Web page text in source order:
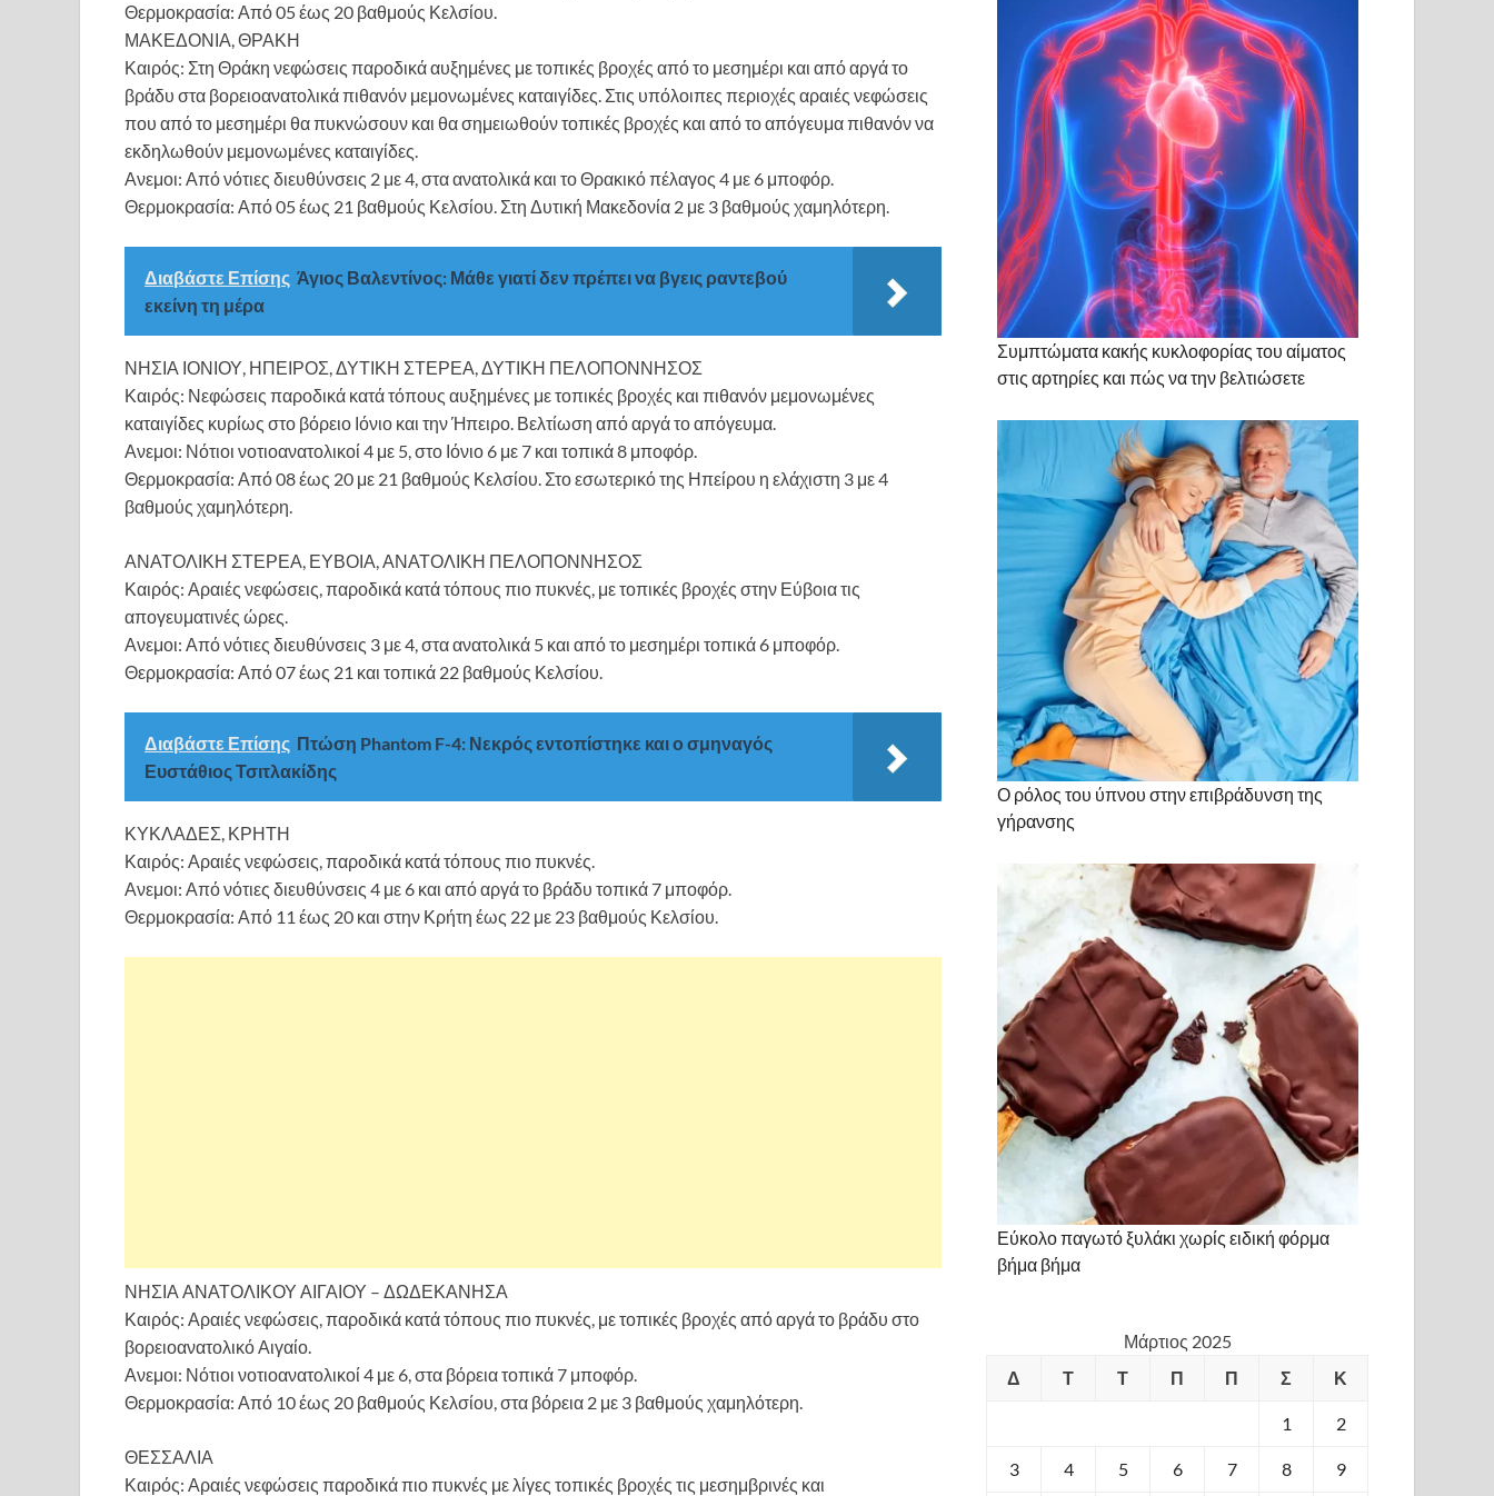
Θερμοκρασία: Από 05 έως 20 βαθμούς Κελσίου.
ΜΑΚΕΔΟΝΙΑ, ΘΡΑΚΗ
Καιρός: Στη Θράκη νεφώσεις παροδικά αυξημένες με τοπικές βροχές από το μεσημέρι και από αργά το
βράδυ στα βορειοανατολικά πιθανόν μεμονωμένες καταιγίδες. Στις υπόλοιπες περιοχές αραιές νεφώσεις
που από το μεσημέρι θα πυκνώσουν και θα σημειωθούν τοπικές βροχές και από το απόγευμα πιθανόν να
εκδηλωθούν μεμονωμένες καταιγίδες.
Ανεμοι: Από νότιες διευθύνσεις 2 με 4, στα ανατολικά και το Θρακικό πέλαγος 4 με 6 μποφόρ.
Θερμοκρασία: Από 05 έως 21 βαθμούς Κελσίου. Στη Δυτική Μακεδονία 2 με 3 βαθμούς χαμηλότερη.
Διαβάστε Επίσης Άγιος Βαλεντίνος: Μάθε γιατί δεν πρέπει να βγεις ραντεβού
εκείνη τη μέρα
ΝΗΣΙΑ ΙΟΝΙΟΥ, ΗΠΕΙΡΟΣ, ΔΥΤΙΚΗ ΣΤΕΡΕΑ, ΔΥΤΙΚΗ ΠΕΛΟΠΟΝΝΗΣΟΣ
Καιρός: Νεφώσεις παροδικά κατά τόπους αυξημένες με τοπικές βροχές και πιθανόν μεμονωμένες
καταιγίδες κυρίως στο βόρειο Ιόνιο και την Ήπειρο. Βελτίωση από αργά το απόγευμα.
Ανεμοι: Νότιοι νοτιοανατολικοί 4 με 5, στο Ιόνιο 6 με 7 και τοπικά 8 μποφόρ.
Θερμοκρασία: Από 08 έως 20 με 21 βαθμούς Κελσίου. Στο εσωτερικό της Ηπείρου η ελάχιστη 3 με 4
βαθμούς χαμηλότερη.
ΑΝΑΤΟΛΙΚΗ ΣΤΕΡΕΑ, ΕΥΒΟΙΑ, ΑΝΑΤΟΛΙΚΗ ΠΕΛΟΠΟΝΝΗΣΟΣ
Καιρός: Αραιές νεφώσεις, παροδικά κατά τόπους πιο πυκνές, με τοπικές βροχές στην Εύβοια τις
απογευματινές ώρες.
Ανεμοι: Από νότιες διευθύνσεις 3 με 4, στα ανατολικά 5 και από το μεσημέρι τοπικά 6 μποφόρ.
Θερμοκρασία: Από 07 έως 21 και τοπικά 22 βαθμούς Κελσίου.
Διαβάστε Επίσης Πτώση Phantom F-4: Νεκρός εντοπίστηκε και ο σμηναγός
Ευστάθιος Τσιτλακίδης
ΚΥΚΛΑΔΕΣ, ΚΡΗΤΗ
Καιρός: Αραιές νεφώσεις, παροδικά κατά τόπους πιο πυκνές.
Ανεμοι: Από νότιες διευθύνσεις 4 με 6 και από αργά το βράδυ τοπικά 7 μποφόρ.
Θερμοκρασία: Από 11 έως 20 και στην Κρήτη έως 22 με 23 βαθμούς Κελσίου.
ΝΗΣΙΑ ΑΝΑΤΟΛΙΚΟΥ ΑΙΓΑΙΟΥ – ΔΩΔΕΚΑΝΗΣΑ
Καιρός: Αραιές νεφώσεις, παροδικά κατά τόπους πιο πυκνές, με τοπικές βροχές από αργά το βράδυ στο
βορειοανατολικό Αιγαίο.
Ανεμοι: Νότιοι νοτιοανατολικοί 4 με 6, στα βόρεια τοπικά 7 μποφόρ.
Θερμοκρασία: Από 10 έως 20 βαθμούς Κελσίου, στα βόρεια 2 με 3 βαθμούς χαμηλότερη.
ΘΕΣΣΑΛΙΑ
Καιρός: Αραιές νεφώσεις παροδικά πιο πυκνές με λίγες τοπικές βροχές τις μεσημβρινές και
Συμπτώματα κακής κυκλοφορίας του αίματος
στις αρτηρίες και πώς να την βελτιώσετε
Ο ρόλος του ύπνου στην επιβράδυνση της
γήρανσης
Εύκολο παγωτό ξυλάκι χωρίς ειδική φόρμα
βήμα βήμα
Μάρτιος 2025
Δ
Τ Τ Π Π Σ Κ
1 2
3 4 5 6 7 8 9